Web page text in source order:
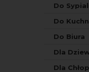
Do
Do
Do Biura
Dla
Dla